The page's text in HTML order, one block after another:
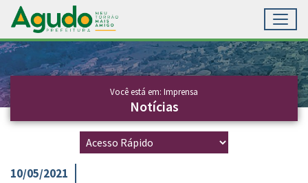
Ir para conteúdo principal
Conteúdo Principal
Você está em: Imprensa
Notícias
10/05/2021